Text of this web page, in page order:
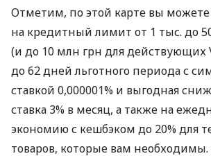
Отметим, по этой карте вы можете
на кредитный лимит от 1 тыс. до
(и до 10 млн грн для действующих
до 62 дней льготного периода с
ставкой 0,000001% и выгодная
ставка 3% в месяц, а также на
экономию с кешбэком до 20% для
товаров, которые вам необходимы.